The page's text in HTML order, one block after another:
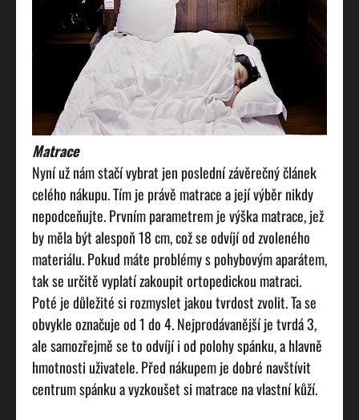
Matrace
Nyní už nám stačí vybrat jen poslední závěrečný článek
celého nákupu. Tím je právě matrace a její výběr nikdy
nepodceňujte. Prvním parametrem je výška matrace, jež
by měla být alespoň 18 cm, což se odvíjí od zvoleného
materiálu. Pokud máte problémy s pohybovým aparátem,
tak se určitě vyplatí zakoupit ortopedickou matraci.
Poté je důležité si rozmyslet jakou tvrdost zvolit. Ta se
obvykle označuje od 1 do 4. Nejprodávanější je tvrdá 3,
ale samozřejmě se to odvíjí i od polohy spánku, a hlavně
hmotnosti uživatele. Před nákupem je dobré navštívit
centrum spánku a vyzkoušet si matrace na vlastní kůží.